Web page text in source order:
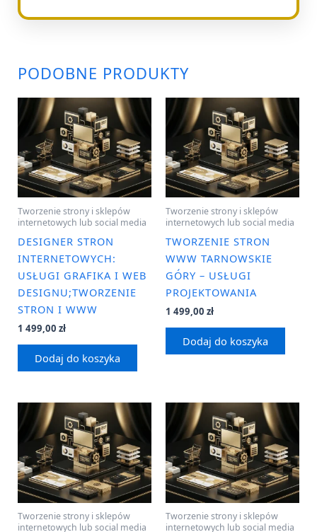
PODOBNE PRODUKTY
Tworzenie strony i sklepów
internetowych lub social media
DESIGNER STRON
INTERNETOWYCH:
USŁUGI GRAFIKA I WEB
DESIGNU;TWORZENIE
STRON I WWW
1 499,00 zł
Dodaj do koszyka
Tworzenie strony i sklepów
internetowych lub social media
TWORZENIE STRON
WWW TARNOWSKIE
GÓRY – USŁUGI
PROJEKTOWANIA
1 499,00 zł
Dodaj do koszyka
Tworzenie strony i sklepów
internetowych lub social media
Tworzenie strony i sklepów
internetowych lub social media